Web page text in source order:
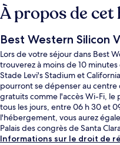
À propos de
Best Western Silicon
Lors de votre séjour dans Best
trouverez à moins de 10
Stade Levi's Stadium et
pourront se dépenser au
gratuits comme l'accès Wi-Fi,
tous les jours, entre 06 h 30 et
l'hébergement, vous aurez
Palais des congrès de Santa
voyageurs adorent le personnel
Informations sur le droit de